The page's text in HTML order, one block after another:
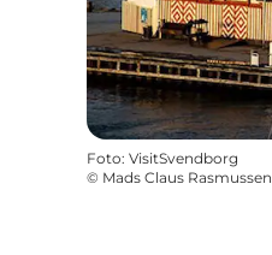
Foto: VisitSvendborg
© Mads Claus Rasmussen